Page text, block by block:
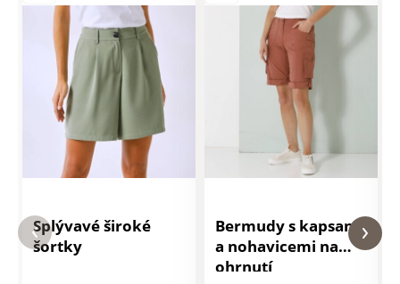
Splývavé široké
šortky
Bermudy s kapsami
a nohavicemi na
ohrnutí